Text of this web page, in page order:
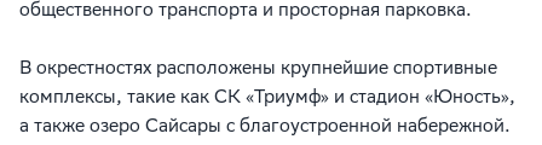
общественного транспорта и просторная парковка.
В окрестностях расположены крупнейшие спортивные
комплексы, такие как СК «Триумф» и стадион «Юность»,
а также озеро Сайсары с благоустроенной набережной.